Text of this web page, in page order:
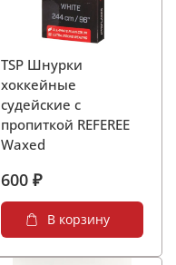
TSP Шнурки
хоккейные
судейские с
пропиткой REFEREE
Waxed
600 ₽
В корзину